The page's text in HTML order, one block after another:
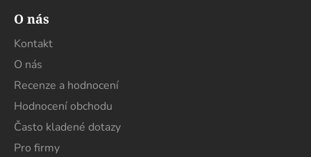
O nás
Kontakt
O nás
Recenze a hodnocení
Hodnocení obchodu
Často kladené dotazy
Pro firmy